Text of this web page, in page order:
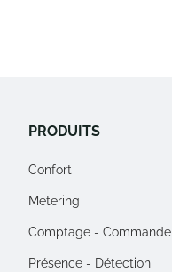
PRODUITS
Confort
Metering
Comptage - Commande
Présence - Détection